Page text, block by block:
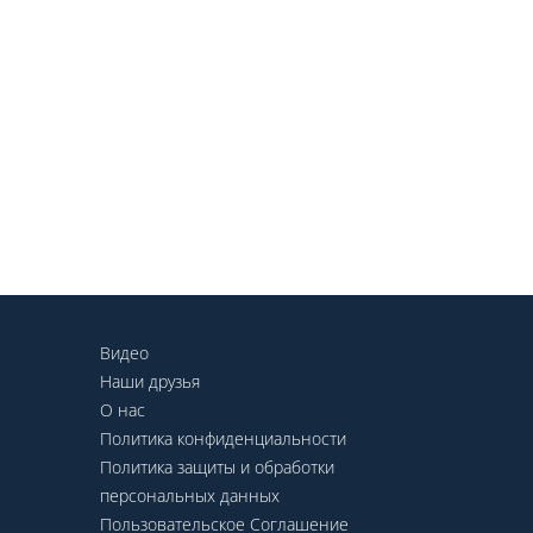
Видео
Наши друзья
О нас
Политика конфиденциальности
Политика защиты и обработки
персональных данных
Пользовательское Соглашение